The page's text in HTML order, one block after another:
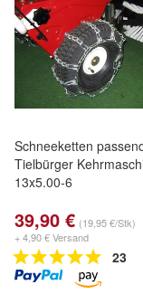
Schneeketten
Tielbürger
13x5.00-6
39,90 € (19,95 €/Stk)
+ 4,90 € Versand
23